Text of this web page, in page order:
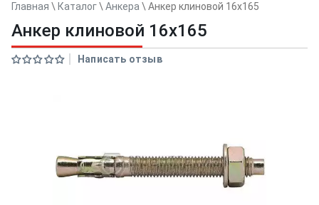
Главная \ Каталог\ Анкера \ Анкер клиновой 16x165
Анкер клиновой 16x165
Написать отзыв